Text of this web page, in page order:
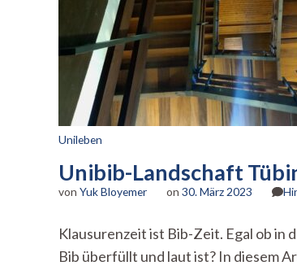
Unileben
Unibib-Landschaft
von Yuk Bloyemer on 30. März 2023
Klausurenzeit ist Bib-Zeit. Egal ob in
Bib überfüllt und laut ist? In diesem